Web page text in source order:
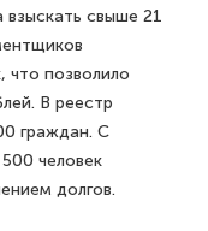
свыше 21
что позволило
В реестр
граждан. С
человек
долгов.